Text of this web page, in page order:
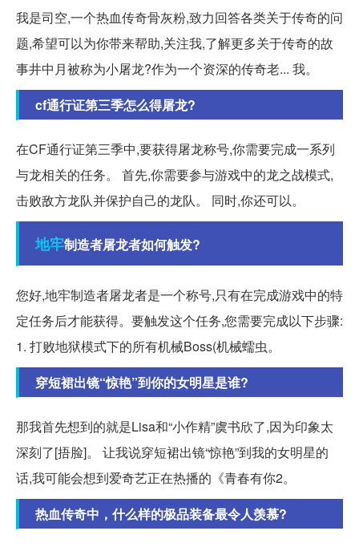
我是司空,一个热血传奇骨灰粉,致力回答各类关于传奇的问
题,希望可以为你带来帮助,关注我,了解更多关于传奇的故
事井中月被称为小屠龙?作为一个资深的传奇老... 我。
cf通行证第三季怎么得屠龙?
在CF通行证第三季中,要获得屠龙称号,你需要完成一系列
与龙相关的任务。 首先,你需要参与游戏中的龙之战模式,
击败敌方龙队并保护自己的龙队。 同时,你还可以。
地牢制造者屠龙者如何触发?
您好,地牢制造者屠龙者是一个称号,只有在完成游戏中的特
定任务后才能获得。要触发这个任务,您需要完成以下步骤:
1. 打败地狱模式下的所有机械Boss(机械蠕虫。
穿短裙出镜“惊艳”到你的女明星是谁?
那我首先想到的就是Lisa和“小作精”虞书欣了,因为印象太
深刻了[捂脸]。 让我说穿短裙出镜“惊艳”到我的女明星的
话,我可能会想到爱奇艺正在热播的《青春有你2。
热血传奇中，什么样的极品装备最令人羡慕?